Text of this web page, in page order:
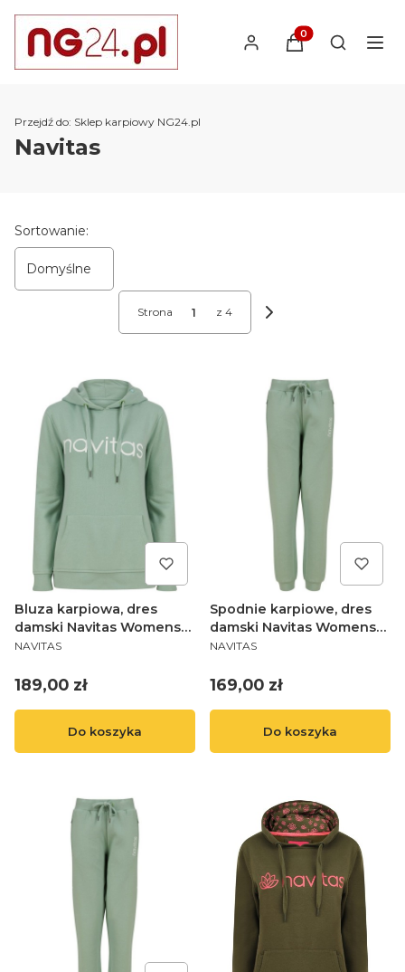
Produkty w
Otwórz
Przejdź do: Sklep karpiowy NG24.pl
Navitas
Lista produktów
Sortowanie:
Domyślne
Strona z 4
Następne produkty
Bluza karpiowa, dres
damski Navitas Womens
Hoody - Light Green M (10)
PRODUCENT
NAVITAS
Cena
189,00 zł
Do koszyka
Spodnie karpiowe, dres
damski Navitas Womens
Jogger - Light Green M
PRODUCENT
NAVITAS
Cena
169,00 zł
Do koszyka